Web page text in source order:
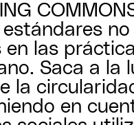
no
en las
Saca a la
la
en